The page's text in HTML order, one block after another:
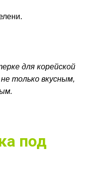
для корейской
только вкусным,
под